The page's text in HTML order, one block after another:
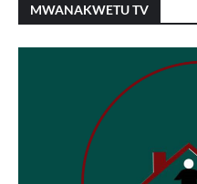
MWANAKWETU TV